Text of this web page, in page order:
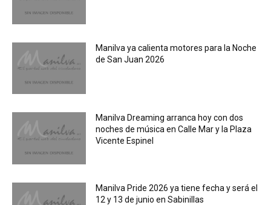
Manilva ya calienta motores para la Noche
de San Juan 2026
Manilva Dreaming arranca hoy con dos
noches de música en Calle Mar y la Plaza
Vicente Espinel
Manilva Pride 2026 ya tiene fecha y será el
12 y 13 de junio en Sabinillas